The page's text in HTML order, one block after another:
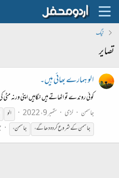
ٹیگ
تصایر
الو ہمارے بھائی ہیں۔
کوئی روندے تو اٹھاتے ہیں نگاہیں اپنی ورنہ
جاسمن
لڑی ستمبر 9، 2022 الو
جاسمن کےشروع کردہ دھاگے،
جاسمن،